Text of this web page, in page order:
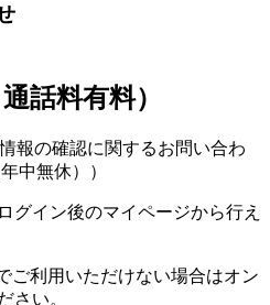
話料有料）
報の確認に関するお問い合わ
中無休））
グイン後のマイページから行え
ご利用いただけない場合はオン
さい。